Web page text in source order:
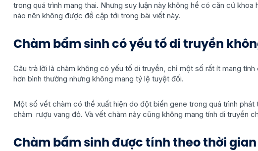
trong quá trình mang thai. Nhưng suy luận này không hề có căn cứ
nào nên không được đề cập tới trong bài viết này.
Chàm bẩm sinh có yếu tố di truyền
Câu trả lời là chàm không có yếu tố di truyền, chỉ một số rất ít mang
hơn bình thường nhưng không mang tỷ lệ tuyệt đối.
Một số vết chàm có thể xuất hiện do đột biến gene trong quá trình phát
chàm rượu vang đỏ. Và vết chàm này cũng không mang tính di truyền
Chàm bẩm sinh được tính theo thời gian